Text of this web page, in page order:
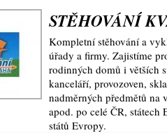
STĚHOVÁNÍ
Kompletní stěhování a
úřady a firmy. Zajistíme
rodinných domů i větších
kanceláří, provozoven,
nadměrných předmětů na
apod. po celé ČR, státech
států Evropy.